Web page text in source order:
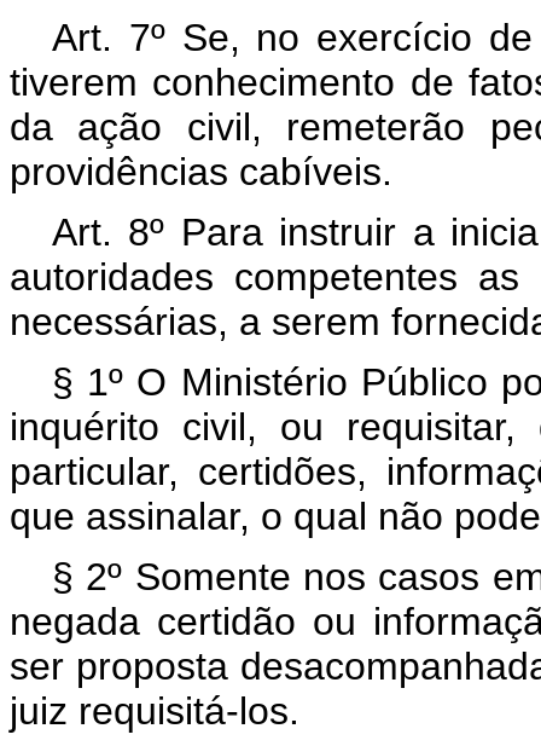
Art. 7º Se, no exercício
tiverem conhecimento de
da ação civil, remeterão
providências cabíveis.
Art. 8º Para instruir a
autoridades competentes
necessárias, a serem
§ 1º O Ministério Público
inquérito civil, ou
particular, certidões,
que assinalar, o qual não
§ 2º Somente nos casos
negada certidão ou
ser proposta
juiz requisitá-los.